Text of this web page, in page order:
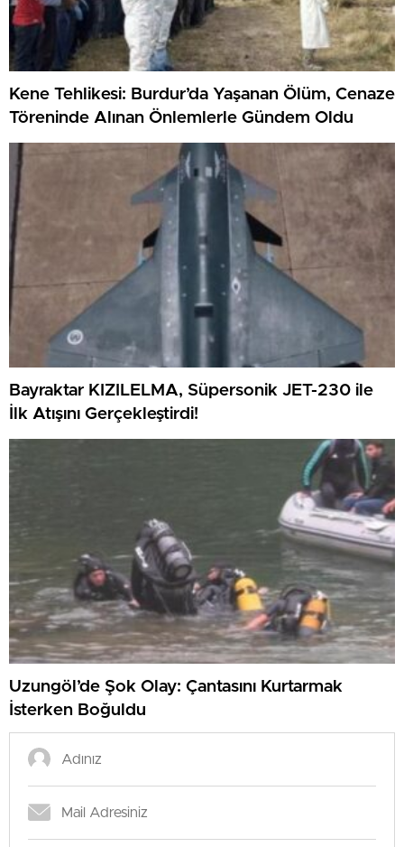
Kene Tehlikesi: Burdur’da Yaşanan Ölüm, Cenaze
Töreninde Alınan Önlemlerle Gündem Oldu
Bayraktar KIZILELMA, Süpersonik JET-230 ile
İlk Atışını Gerçekleştirdi!
Uzungöl’de Şok Olay: Çantasını Kurtarmak
İsterken Boğuldu